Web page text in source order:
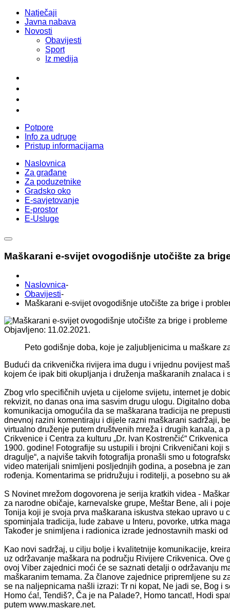
Natječaji
Javna nabava
Novosti
Obavijesti
Sport
Iz medija
Potpore
Info za udruge
Pristup informacijama
Naslovnica
Za građane
Za poduzetnike
Gradsko oko
E-savjetovanje
E-prostor
E-Usluge
Maškarani e-svijet ovogodišnje utočište za
Naslovnica-
Obavijesti-
Maškarani e-svijet ovogodišnje utočište za brige i
Objavljeno: 11.02.2021.
Peto godišnje doba, koje je zaljubljenicima u maškare
Budući da crikvenička rivijera ima dugu i vrijednu povijest
kojem će ipak biti okupljanja i druženja maškaranih znalaca i
Zbog vrlo specifičnih uvjeta u cijelome svijetu, internet je
rekvizit, no danas ona ima sasvim drugu ulogu. Digitalno
komunikacija omogućila da se maškarana tradicija ne
dnevnoj razini komentiraju i dijele razni maškarani sadržaji,
virtualno druženje putem društvenih mreža i drugih kanala, a
Crikvenice i Centra za kulturu „Dr. Ivan Kostrenčić“
1900. godine! Fotografije su ustupili i brojni Crikveničani koji
dragulje“, a najviše takvih fotografija pronašli smo u
video materijali snimljeni posljednjih godina, a posebna je
rođenja. Komentarima se pridružuju i roditelji, a posebno su
S Novinet mrežom dogovorena je serija kratkih videa -
za narodne običaje, karnevalske grupe, Meštar Bene, ali i
Tonija koji je svoja prva maškarana iskustva stekao upravo
spominjala tradicija, lude zabave u Interu, povorke, utrka
Također je snimljena i radionica izrade jednostavnih maski
Kao novi sadržaj, u cilju bolje i kvalitetnije komunikacije,
uz održavanje maškara na području Rivijere Crikvenica.
ovoj Viber zajednici moći će se saznati detalji o održavanju
maškaranim temama. Za članove zajednice pripremljene su
se na naljepnicama našli izrazi: Tr ni kopat, Ne jadi se, Bog i
Homo ća!, Tendiš?, Ča je na Palade?, Homo tancat!, Hodi
putem www.maskare.net.